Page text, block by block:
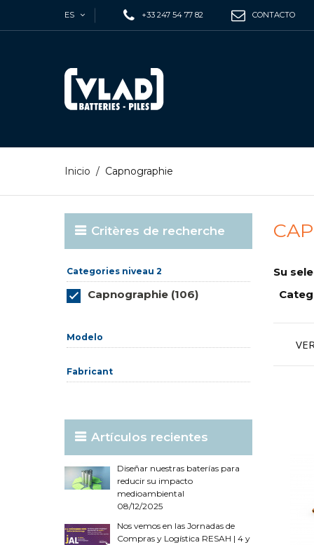
ES +33 247 54 77 82 CONTACTO
Inicio / Capnographie
Critères de recherche
Categories niveau 2
Capnographie (106)
Modelo
Fabricant
Artículos recientes
Diseñar nuestras baterías para
reducir su impacto
medioambiental
08/12/2025
Nos vemos en las Jornadas de
Compras y Logística RESAH | 4 y
Su